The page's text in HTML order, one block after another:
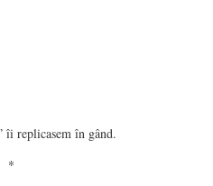
îi replicasem în gând.
*